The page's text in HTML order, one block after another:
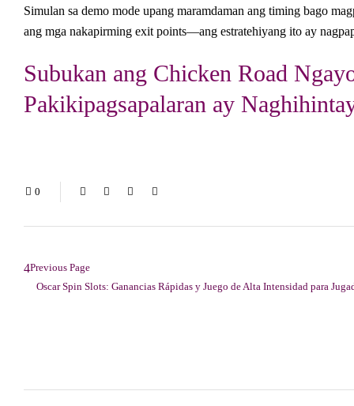
Simulan sa demo mode upang maramdaman ang timing bago
ang mga nakapirming exit points—ang estratehiyang ito ay
Subukan ang Chicken Road
Pakikipagsapalaran ay
0
Previous Page
Oscar Spin Slots: Ganancias Rápidas y Juego de Alta Intensidad para